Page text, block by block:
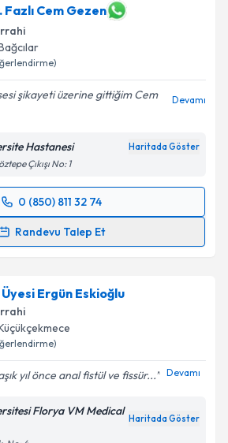
e-posta ile bilgilendireceğiz.
işlenmesine ilişkin
işlenmesini kabul ediyorum.
Takvim Talebini Gönder
Fazlı Cem Gezen
şikayeti üzerine gittiğim Cem
Devamı
Hastanesi Haritada Göster
Çıkışı No: 1
0 (850) 811 32 74
Randevu Talep Et
Talebi
e-posta ile
işlenmesine ilişkin Aydınlatma
Ergün Eskioğlu
yıl önce anal fistül ve fissür... Devamı
Florya VM Medical
Haritada Göster